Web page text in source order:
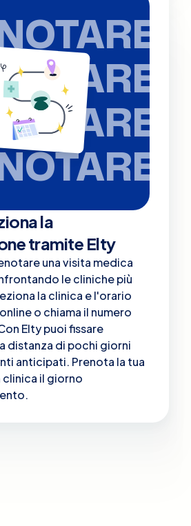
la
tramite Elty
una visita medica
le cliniche più
la clinica e l'orario
o chiama il numero
Elty puoi fissare
distanza di pochi giorni
anticipati. Prenota la tua
clinica il giorno